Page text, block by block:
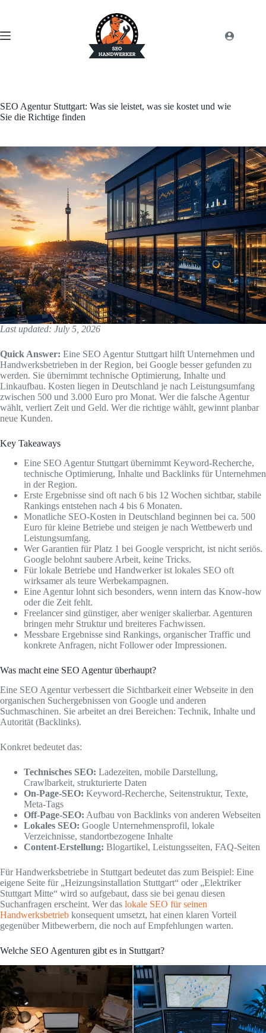
SEO Agentur Stuttgart: Was sie leistet, was sie kostet und wie
Sie die Richtige finden
Last updated: July 5, 2026
Quick Answer: Eine SEO Agentur Stuttgart hilft Unternehmen und
Handwerksbetrieben in der Region, bei Google besser gefunden zu
werden. Sie übernimmt technische Optimierung, Inhalte und
Linkaufbau. Kosten liegen in Deutschland je nach Leistungsumfang
zwischen 500 und 3.000 Euro pro Monat. Wer die falsche Agentur
wählt, verliert Zeit und Geld. Wer die richtige wählt, gewinnt planbar
neue Kunden.
Key Takeaways
Eine SEO Agentur Stuttgart übernimmt Keyword-Recherche,
technische Optimierung, Inhalte und Backlinks für Unternehmen
in der Region.
Erste Ergebnisse sind oft nach 6 bis 12 Wochen sichtbar, stabile
Rankings entstehen nach 4 bis 6 Monaten.
Monatliche SEO-Kosten in Deutschland beginnen bei ca. 500
Euro für kleine Betriebe und steigen je nach Wettbewerb und
Leistungsumfang.
Wer Garantien für Platz 1 bei Google verspricht, ist nicht seriös.
Google belohnt saubere Arbeit, keine Tricks.
Für lokale Betriebe und Handwerker ist lokales SEO oft
wirksamer als teure Werbekampagnen.
Eine Agentur lohnt sich besonders, wenn intern das Know-how
oder die Zeit fehlt.
Freelancer sind günstiger, aber weniger skalierbar. Agenturen
bringen mehr Struktur und breiteres Fachwissen.
Messbare Ergebnisse sind Rankings, organischer Traffic und
konkrete Anfragen, nicht Follower oder Impressionen.
Was macht eine SEO Agentur überhaupt?
Eine SEO Agentur verbessert die Sichtbarkeit einer Webseite in den
organischen Suchergebnissen von Google und anderen
Suchmaschinen. Sie arbeitet an drei Bereichen: Technik, Inhalte und
Autorität (Backlinks).
Konkret bedeutet das:
Technisches SEO: Ladezeiten, mobile Darstellung,
Crawlbarkeit, strukturierte Daten
On-Page-SEO: Keyword-Recherche, Seitenstruktur, Texte,
Meta-Tags
Off-Page-SEO: Aufbau von Backlinks von anderen Webseiten
Lokales SEO: Google Unternehmensprofil, lokale
Verzeichnisse, standortbezogene Inhalte
Content-Erstellung: Blogartikel, Leistungsseiten, FAQ-Seiten
Für Handwerksbetriebe in Stuttgart bedeutet das zum Beispiel: Eine
eigene Seite für „Heizungsinstallation Stuttgart“ oder „Elektriker
Stuttgart Mitte“ wird so aufgebaut, dass sie bei genau diesen
Suchanfragen erscheint. Wer das lokale SEO für seinen
Handwerksbetrieb konsequent umsetzt, hat einen klaren Vorteil
gegenüber Mitbewerbern, die noch auf Empfehlungen warten.
Welche SEO Agenturen gibt es in Stuttgart?